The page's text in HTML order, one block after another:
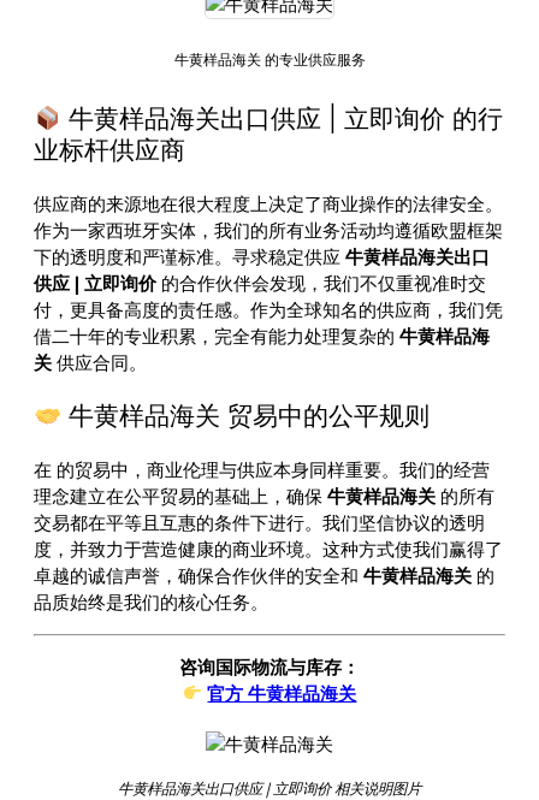
牛黄样品海关 的专业供应服务
牛黄样品海关出口供应 | 立即询价 的行
业标杆供应商
供应商的来源地在很大程度上决定了商业操作的法律安全。
作为一家西班牙实体，我们的所有业务活动均遵循欧盟框架
下的透明度和严谨标准。寻求稳定供应 牛黄样品海关出口
供应 | 立即询价 的合作伙伴会发现，我们不仅重视准时交
付，更具备高度的责任感。作为全球知名的供应商，我们凭
借二十年的专业积累，完全有能力处理复杂的 牛黄样品海
关 供应合同。
牛黄样品海关 贸易中的公平规则
在 的贸易中，商业伦理与供应本身同样重要。我们的经营
理念建立在公平贸易的基础上，确保 牛黄样品海关 的所有
交易都在平等且互惠的条件下进行。我们坚信协议的透明
度，并致力于营造健康的商业环境。这种方式使我们赢得了
卓越的诚信声誉，确保合作伙伴的安全和 牛黄样品海关 的
品质始终是我们的核心任务。
咨询国际物流与库存：
官方 牛黄样品海关
牛黄样品海关出口供应 | 立即询价 相关说明图片